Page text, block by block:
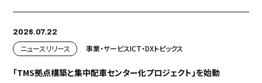
サービス・ソリューション
JP
2026.07.22
ニュースリリース
事業・サービスICT・DXトピックス
「TMS拠点構築と集中配車センター化プロジェクト」を始動